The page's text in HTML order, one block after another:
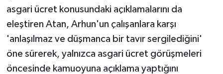
asgari ücret konusundaki açıklamalarını da
eleştiren Atan, Arhun'un çalışanlara karşı
'anlaşılmaz ve düşmanca bir tavır sergilediğini'
öne sürerek, yalnızca asgari ücret görüşmeleri
öncesinde kamuoyuna açıklama yaptığını